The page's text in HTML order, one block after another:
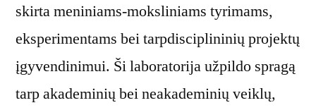
skirta meniniams-moksliniams tyrimams,
eksperimentams bei tarpdisciplininių projektų
įgyvendinimui. Ši laboratorija užpildo spragą
tarp akademinių bei neakademinių veiklų,